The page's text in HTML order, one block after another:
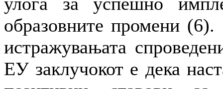
образовните промени
истражувањата
ЕУ заклучокот е дека